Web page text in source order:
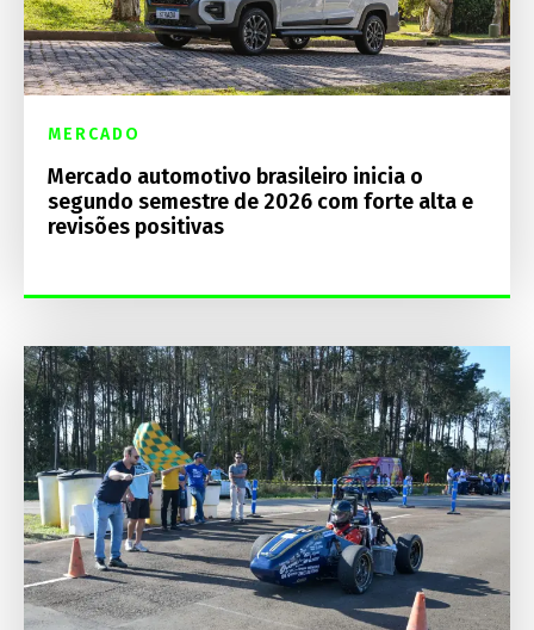
MERCADO
Mercado automotivo brasileiro inicia o
segundo semestre de 2026 com forte alta e
revisões positivas